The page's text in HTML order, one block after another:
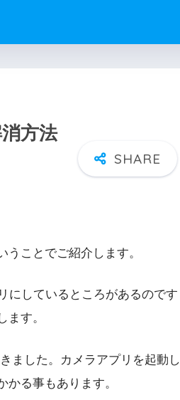
方法
うことでご紹介します。
にしているところがあるのです
す。
ました。カメラアプリを起動し
る事もあります。